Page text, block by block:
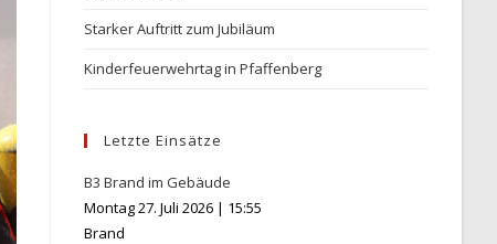
Starker Auftritt zum Jubiläum
Kinderfeuerwehrtag in Pfaffenberg
Letzte Einsätze
B3 Brand im Gebäude
Montag 27. Juli 2026 | 15:55
Brand